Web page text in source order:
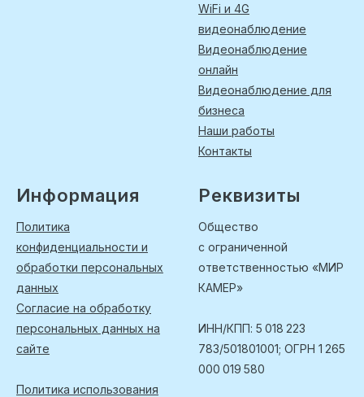
WiFi и 4G
видеонаблюдение
Видеонаблюдение
онлайн
Видеонаблюдение для
бизнеса
Наши работы
Контакты
Информация
Политика
конфиденциальности и
обработки персональных
данных
Согласие на обработку
персональных данных на
сайте
Политика использования
Реквизиты
Общество
с ограниченной
ответственностью «МИР
КАМЕР»
ИНН/КПП: 5 018 223
783/501801001; ОГРН 1 265
000 019 580